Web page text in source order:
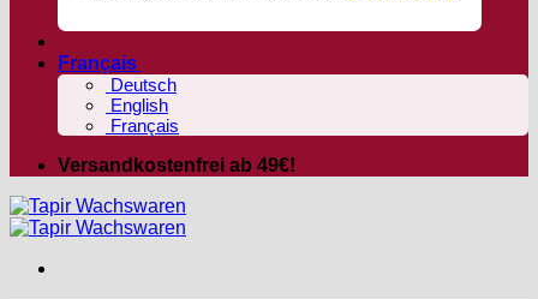
Français
Deutsch
English
Français
Versandkostenfrei ab 49€!